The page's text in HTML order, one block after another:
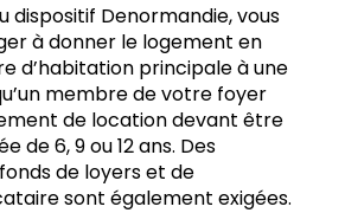
dispositif Denormandie, vous
à donner le logement en
d’habitation principale à une
membre de votre foyer
de location devant être
de 6, 9 ou 12 ans. Des
de loyers et de
sont également exigées.